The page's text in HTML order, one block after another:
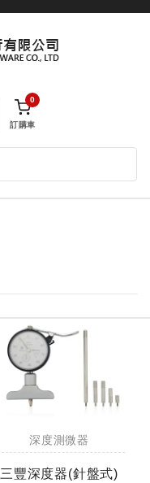
0
訂購車
深度測微器
三豐深度器(針盤式)